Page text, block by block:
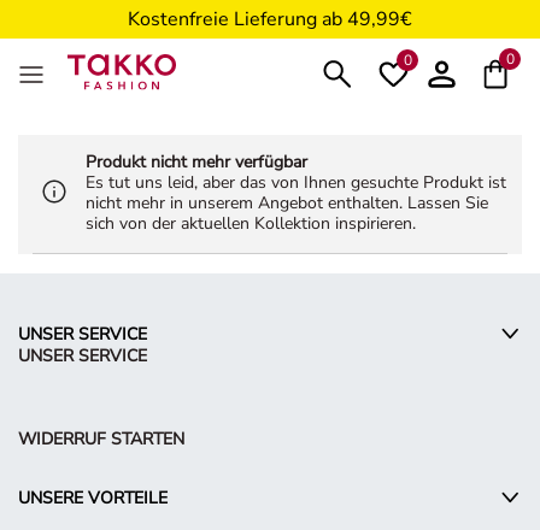
Kostenfreie Lieferung ab 49,99€
5€ Gutschein nach Registrierung*
0 0
Produkt nicht mehr verfügbar
Es tut uns leid, aber das von Ihnen gesuchte Produkt ist
nicht mehr in unserem Angebot enthalten. Lassen Sie
sich von der aktuellen Kollektion inspirieren.
UNSER SERVICE
UNSER SERVICE
WIDERRUF STARTEN
UNSERE VORTEILE